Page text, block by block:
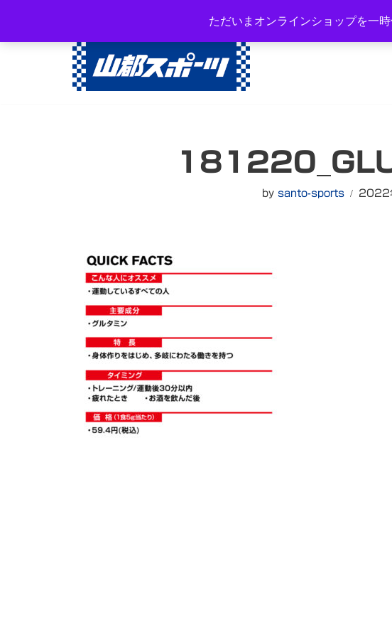
ただいまオンラインショップを一
コ
岐阜県高山市西之一色町3-1081-2
by santo-sports 2022